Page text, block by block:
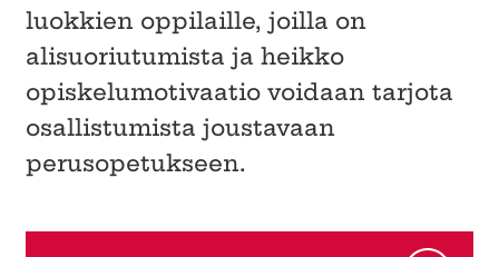
luokkien oppilaille, joilla on
alisuoriutumista ja heikko
opiskelumotivaatio voidaan tarjota
osallistumista joustavaan
perusopetukseen.